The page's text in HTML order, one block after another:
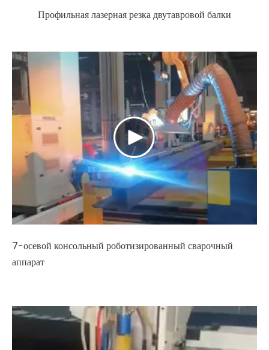
Профильная лазерная резка двутавровой балки
7-осевой консольный роботизированный сварочный
аппарат